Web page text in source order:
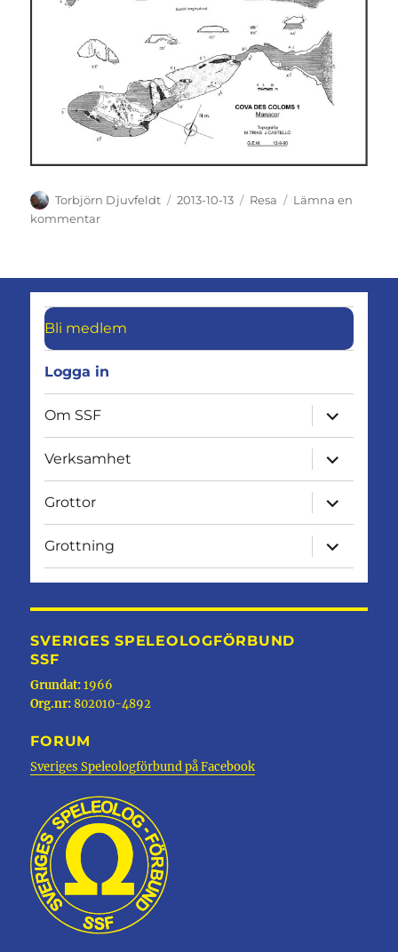
Författare
Torbjörn Djuvfeldt
Publicerat
2013-10-13 Kategorier
Resa
Lämna en
kommentartill
Mallorca-
resa
påsken
2014?
Bli medlem
Logga in
Om SSF
expandera
Verksamhet
expandera
Grottor
expandera
Grottning
expandera
SVERIGES SPELEOLOGFÖRBUND
SSF
Grundat:1966
Org.nr:802010-4892
FORUM
Sveriges Speleologförbund på Facebook